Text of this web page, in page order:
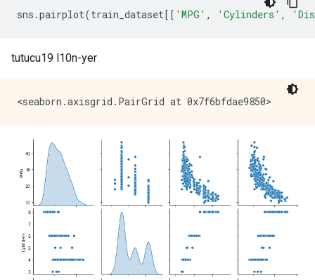
sns .pairplot(train_dataset[[ 'MPG' , 'Cylinders' ,
tutucu19 l10n-yer